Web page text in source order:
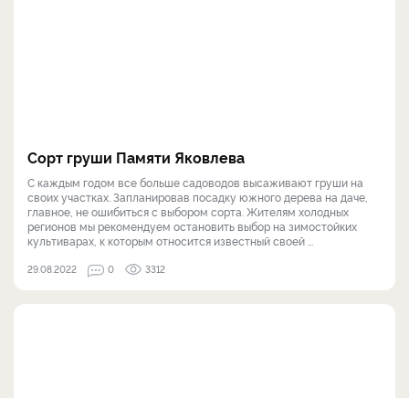
Сорт груши Памяти Яковлева
С каждым годом все больше садоводов высаживают груши на
своих участках. Запланировав посадку южного дерева на даче,
главное, не ошибиться с выбором сорта. Жителям холодных
регионов мы рекомендуем остановить выбор на зимостойких
культиварах, к которым относится известный своей ...
29.08.2022 0 3312